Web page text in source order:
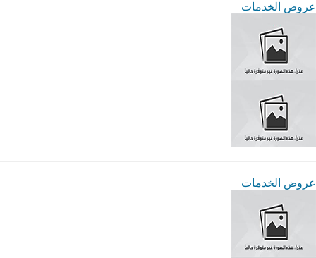
عروض الخدمات
عروض الخدمات